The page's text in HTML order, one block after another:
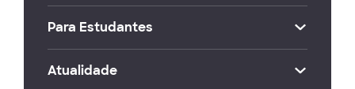
Para Estudantes
Atualidade